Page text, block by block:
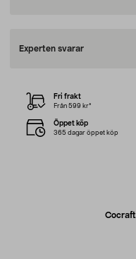
Experten svarar
Cocraft
Fri frakt
Från 599 kr*
Öppet köp
365 dagar öppet köp